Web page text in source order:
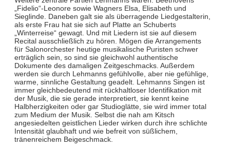
„Fidelio“-Leonore sowie Wagners Elsa, Elisabeth und
Sieglinde. Daneben galt sie als überragende Liedgestalterin,
als erste Frau hat sie sich auf Platte an Schuberts
„Winterreise“ gewagt. Und mit Liedern ist sie auf diesem
Recital ausschließlich zu hören. Mögen die Arrangements
für Salonorchester heutige musikalische Puristen schwer
erträglich sein, so sind sie gleichwohl authentische
Dokumente des damaligen Zeitgeschmacks. Außerdem
werden sie durch Lehmanns gefühlvolle, aber nie gefühlige,
warme, sinnliche Gestaltung geadelt. Lehmanns Singen ist
immer gleichbedeutend mit rückhaltloser Identifikation mit
der Musik, die sie gerade interpretiert, sie kennt keine
Halbherzigkeiten oder gar Studioglätte, sie wird immer total
zum Medium der Musik. Selbst die nah am Kitsch
angesiedelten geistlichen Lieder wirken durch ihre schlichte
Intensität glaubhaft und wie befreit von süßlichem,
tränenreichem Beigeschmack.